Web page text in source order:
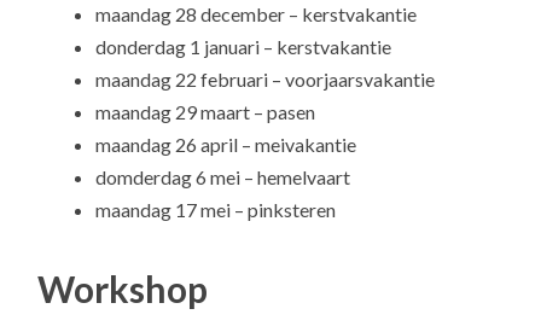
maandag 28 december – kerstvakantie
donderdag 1 januari – kerstvakantie
maandag 22 februari – voorjaarsvakantie
maandag 29 maart – pasen
maandag 26 april – meivakantie
domderdag 6 mei – hemelvaart
maandag 17 mei – pinksteren
Workshop